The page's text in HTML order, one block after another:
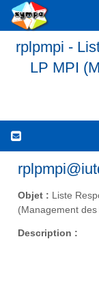
rplpmpi -
LP MPI
Objet : Liste
(Management
Description :